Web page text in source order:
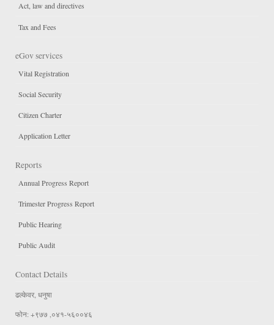
Act, law and directives
Tax and Fees
eGov services
Vital Registration
Social Security
Citizen Charter
Application Letter
Reports
Annual Progress Report
Trimester Progress Report
Public Hearing
Public Audit
Contact Details
ढल्केवर, धनुषा
फोन: +९७७ ,०४१-५६००४६